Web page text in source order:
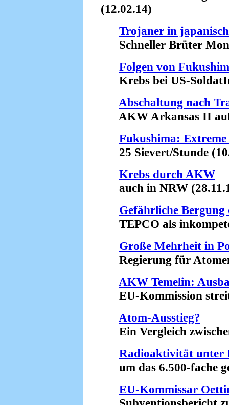
(12.02.14)
Trojaner in
Schneller Brüter
Folgen von
Krebs bei US-
Abschaltung nach
AKW Arkansas II
Fukushima:
25 Sievert/Stunde
Krebs durch AKW
auch in NRW
Gefährliche Bergung
TEPCO als
Große Mehrheit in
Regierung für
AKW Temelin:
EU-Kommission
Atom-Ausstieg?
Ein Vergleich
Radioaktivität unter
um das 6.500-fache
EU-Kommissar